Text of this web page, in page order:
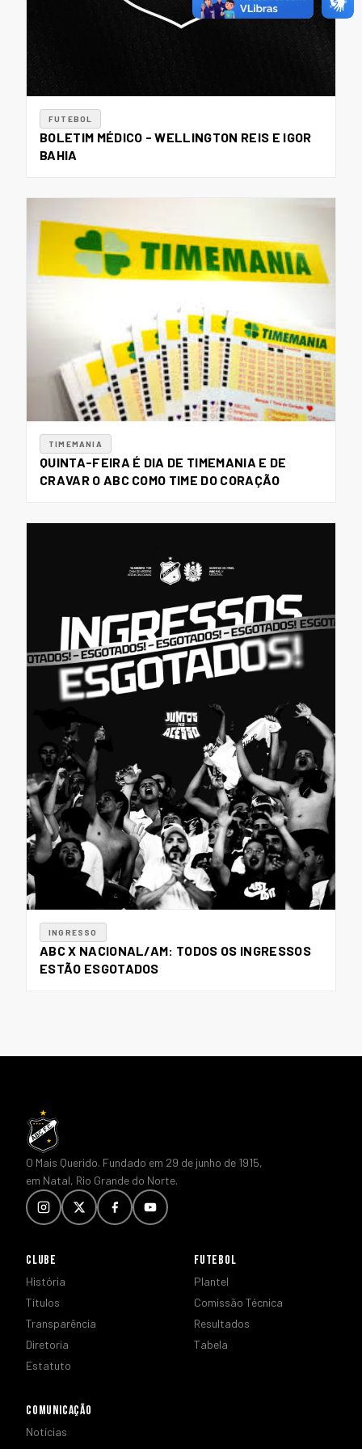
FUTEBOL
BOLETIM MÉDICO - WELLINGTON REIS E IGOR
BAHIA
TIMEMANIA
QUINTA-FEIRA É DIA DE TIMEMANIA E DE
CRAVAR O ABC COMO TIME DO CORAÇÃO
INGRESSO
ABC X NACIONAL/AM: TODOS OS INGRESSOS
ESTÃO ESGOTADOS
O Mais Querido. Fundado em 29 de junho de 1915,
em Natal, Rio Grande do Norte.
CLUBE
História
Títulos
Transparência
Diretoria
Estatuto
FUTEBOL
Plantel
Comissão Técnica
Resultados
Tabela
COMUNICAÇÃO
Notícias